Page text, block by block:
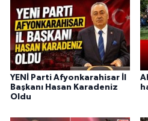
YENİ Parti Afyonkarahisar İl
Başkanı Hasan Karadeniz
Oldu